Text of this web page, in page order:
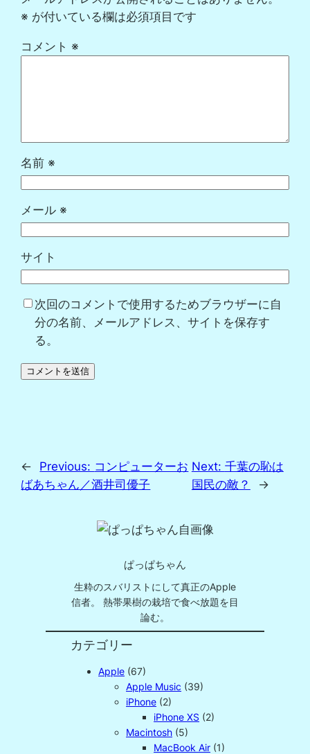
※ が付いている欄は必須項目です
コメント ※
名前 ※
メール ※
サイト
次回のコメントで使用するためブラウザーに自
分の名前、メールアドレス、サイトを保存す
る。
← Previous: コンピューターお
ばあちゃん／酒井司優子
Next: 千葉の恥は
国民の敵？
→
ぱっぱちゃん
生粋のスバリストにして真正のApple
信者。 熱帯果樹の栽培で食べ放題を目
論む。
カテゴリー
Apple (67)
Apple Music (39)
iPhone (2)
iPhone XS (2)
Macintosh (5)
MacBook Air (1)